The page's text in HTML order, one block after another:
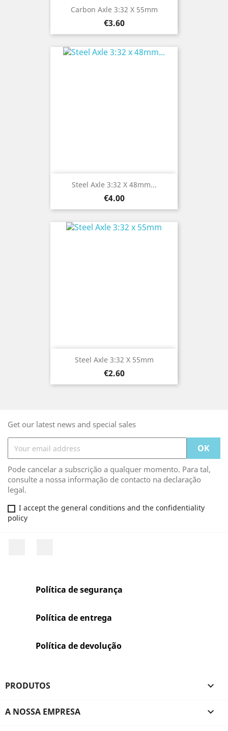
Carbon Axle 3:32 X 55mm
Price
€3.60
Steel Axle 3:32 X 48mm...
Price
€4.00
Steel Axle 3:32 X 55mm
Price
€2.60
Get our latest news and special sales
Pode cancelar a subscrição a qualquer momento. Para tal,
consulte a nossa informação de contacto na declaração
legal.
I accept the general conditions and the confidentiality
policy
Política de segurança
Política de entrega
Política de devolução
PRODUTOS 
A NOSSA EMPRESA 